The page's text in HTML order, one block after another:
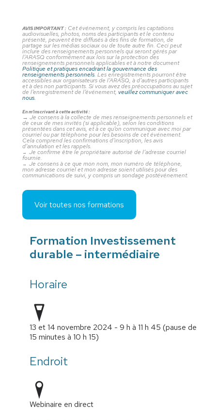
AVIS IMPORTANT : Cet événement, y compris les captations
audiovisuelles, photos, noms des participants et le contenu
présenté, peuvent être diffusés à des fins de formation, de
partage sur les médias sociaux ou de toute autre fin. Ceci peut
inclure des renseignements personnels qui seront gérés par
l’ARASQ conformément aux lois sur la protection des
renseignements personnels applicables et à notre document
Politique et pratiques encadrant la gouvernance des
renseignements personnels. Les enregistrements pourront être
accessibles aux organisateurs de l’ARASQ, à d’autres participants
et à des non participants. Si vous avez des préoccupations au sujet
de l’enregistrement de l’événement,veuillez communiquer avec
nous.
En m’inscrivant à cette activité :
→Je consens à la collecte de mes renseignements personnels et
de ceux de mes invités (si applicable), selon les conditions
présentées dans cet avis, et à ce qu’on communique avec moi par
courriel ou par téléphone pour les besoins de cet événement.
Cela comprend les confirmations d’inscription, les avis
d’annulation et les rappels.
→ Je confirme être le propriétaire autorisé de l’adresse courriel
fournie.
→ Je consens à ce que mon nom, mon numéro de téléphone,
mon adresse courriel et mon adresse soient utilisés pour des
communications de suivi, y compris un sondage postévénement.
Voir toutes nos formations
Formation Investissement
durable – intermédiaire
Horaire
13 et 14 novembre 2024 - 9 h à 11 h 45 (pause de
15 minutes à 10 h 15)
Endroit
Webinaire en direct